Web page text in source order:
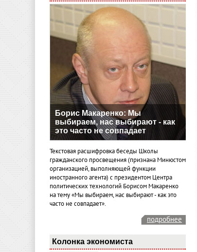
Борис Макаренко: Мы
выбираем, нас выбирают - как
это часто не совпадает
Текстовая расшифровка беседы Школы
гражданского просвещения (признана Минюстом
организацией, выполняющей функции
иностранного агента) с президентом Центра
политических технологий Борисом Макаренко
на тему «Мы выбираем, нас выбирают - как это
часто не совпадает».
подробнее
Колонка экономиста